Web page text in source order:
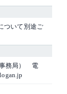
ついて別途ご
事務局） 電